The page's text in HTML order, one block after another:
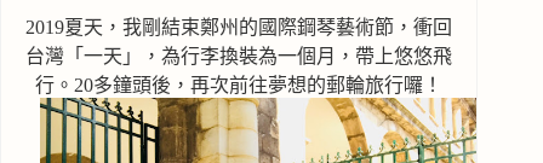
2019夏天，我剛結束鄭州的國際鋼琴藝術節，衝回
台灣「一天」，為行李換裝為一個月，帶上悠悠飛
行。20多鐘頭後，再次前往夢想的郵輪旅行囉！